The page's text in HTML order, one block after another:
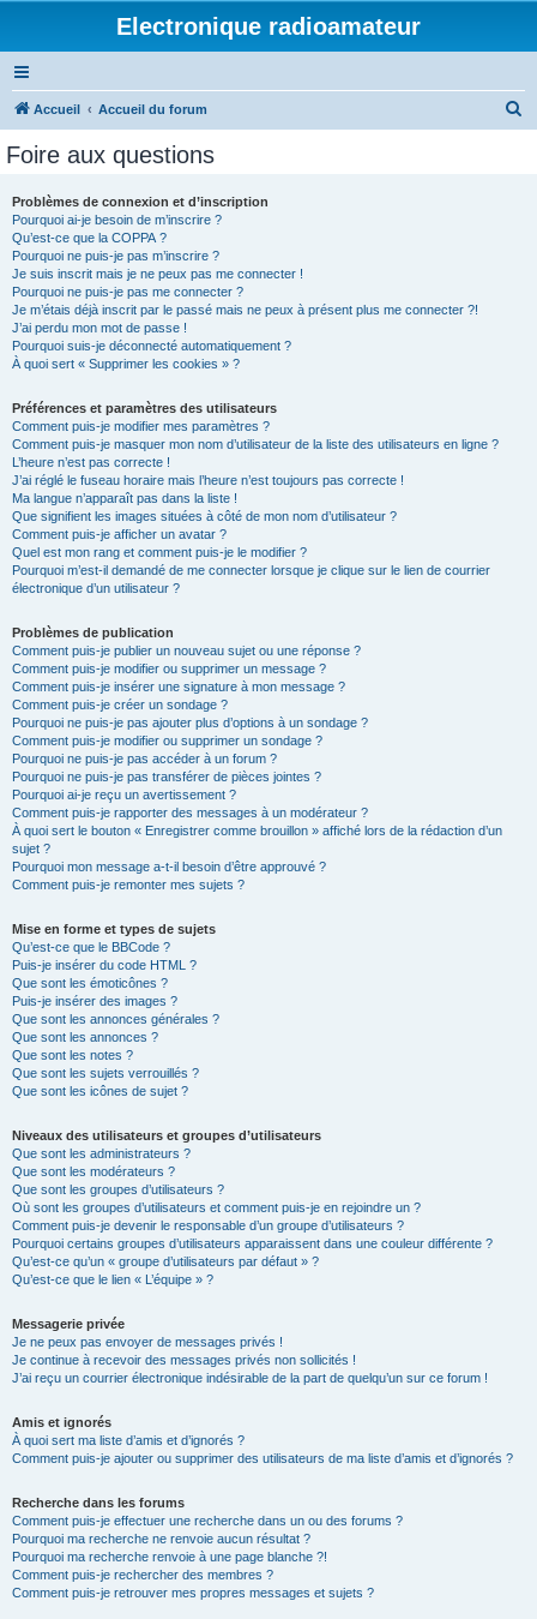
Electronique radioamateur
Accueil Accueil du forum
Foire aux questions
Problèmes de connexion et d’inscription
Pourquoi ai-je besoin de m’inscrire ?
Qu’est-ce que la COPPA ?
Pourquoi ne puis-je pas m’inscrire ?
Je suis inscrit mais je ne peux pas me connecter !
Pourquoi ne puis-je pas me connecter ?
Je m’étais déjà inscrit par le passé mais ne peux à présent plus me connecter ?!
J’ai perdu mon mot de passe !
Pourquoi suis-je déconnecté automatiquement ?
À quoi sert « Supprimer les cookies » ?
Préférences et paramètres des utilisateurs
Comment puis-je modifier mes paramètres ?
Comment puis-je masquer mon nom d’utilisateur de la liste des utilisateurs en ligne ?
L’heure n’est pas correcte !
J’ai réglé le fuseau horaire mais l’heure n’est toujours pas correcte !
Ma langue n’apparaît pas dans la liste !
Que signifient les images situées à côté de mon nom d’utilisateur ?
Comment puis-je afficher un avatar ?
Quel est mon rang et comment puis-je le modifier ?
Pourquoi m’est-il demandé de me connecter lorsque je clique sur le lien de courrier
électronique d’un utilisateur ?
Problèmes de publication
Comment puis-je publier un nouveau sujet ou une réponse ?
Comment puis-je modifier ou supprimer un message ?
Comment puis-je insérer une signature à mon message ?
Comment puis-je créer un sondage ?
Pourquoi ne puis-je pas ajouter plus d’options à un sondage ?
Comment puis-je modifier ou supprimer un sondage ?
Pourquoi ne puis-je pas accéder à un forum ?
Pourquoi ne puis-je pas transférer de pièces jointes ?
Pourquoi ai-je reçu un avertissement ?
Comment puis-je rapporter des messages à un modérateur ?
À quoi sert le bouton « Enregistrer comme brouillon » affiché lors de la rédaction d’un
sujet ?
Pourquoi mon message a-t-il besoin d’être approuvé ?
Comment puis-je remonter mes sujets ?
Mise en forme et types de sujets
Qu’est-ce que le BBCode ?
Puis-je insérer du code HTML ?
Que sont les émoticônes ?
Puis-je insérer des images ?
Que sont les annonces générales ?
Que sont les annonces ?
Que sont les notes ?
Que sont les sujets verrouillés ?
Que sont les icônes de sujet ?
Niveaux des utilisateurs et groupes d’utilisateurs
Que sont les administrateurs ?
Que sont les modérateurs ?
Que sont les groupes d’utilisateurs ?
Où sont les groupes d’utilisateurs et comment puis-je en rejoindre un ?
Comment puis-je devenir le responsable d’un groupe d’utilisateurs ?
Pourquoi certains groupes d’utilisateurs apparaissent dans une couleur différente ?
Qu’est-ce qu’un « groupe d’utilisateurs par défaut » ?
Qu’est-ce que le lien « L’équipe » ?
Messagerie privée
Je ne peux pas envoyer de messages privés !
Je continue à recevoir des messages privés non sollicités !
J’ai reçu un courrier électronique indésirable de la part de quelqu’un sur ce forum !
Amis et ignorés
À quoi sert ma liste d’amis et d’ignorés ?
Comment puis-je ajouter ou supprimer des utilisateurs de ma liste d’amis et d’ignorés ?
Recherche dans les forums
Comment puis-je effectuer une recherche dans un ou des forums ?
Pourquoi ma recherche ne renvoie aucun résultat ?
Pourquoi ma recherche renvoie à une page blanche ?!
Comment puis-je rechercher des membres ?
Comment puis-je retrouver mes propres messages et sujets ?